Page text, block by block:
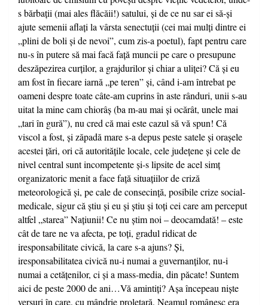
s bărbaţii (mai ales flăcăii!) satului, şi de ce nu sar ei să-şi
ajute semenii aflaţi la vârsta senectuţii (cei mai mulţi dintre ei
„plini de boli şi de nevoi”, cum zis-a poetul), fapt pentru care
nu-s în putere să mai facă faţă muncii pe care o presupune
deszăpezirea curţilor, a grajdurilor şi chiar a uliţei? Că şi eu
am fost în fiecare iarnă „pe teren” şi, când i-am întrebat pe
oameni despre toate câte-am cuprins în aste rânduri, unii s-au
uitat la mine cam chiorâş (ba m-au mai şi ocărât, unele mai
„tari în gură”), nu cred că mai este cazul să vă spun! Că
viscol a fost, şi zăpadă mare s-a depus peste satele şi oraşele
acestei ţări, ori că autorităţile locale, cele judeţene şi cele de
nivel central sunt incompetente şi-s lipsite de acel simţ
organizatoric menit a face faţă situaţiilor de criză
meteorologică şi, pe cale de consecinţă, posibile crize social-
medicale, sigur că ştiu şi eu şi ştiu şi toţi cei care am perceput
altfel „starea” Naţiunii! Ce nu ştim noi – deocamdată! – este
cât de tare ne va afecta, pe toţi, gradul ridicat de
iresponsabilitate civică, la care s-a ajuns? Şi,
iresponsabilitatea civică nu-i numai a guvernanţilor, nu-i
numai a cetăţenilor, ci şi a mass-media, din păcate! Suntem
aici de peste 2000 de ani…Vă amintiţi? Aşa începeau nişte
versuri în care, cu mândrie proletară, Neamul românesc era